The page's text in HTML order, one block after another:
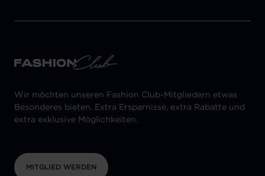
Wir möchten unseren Fashion Club-Mitgliedern etwas
Besonderes bieten. Extra Ersparnisse, extra Rabatte und
extra exklusive Möglichkeiten.
MITGLIED WERDEN